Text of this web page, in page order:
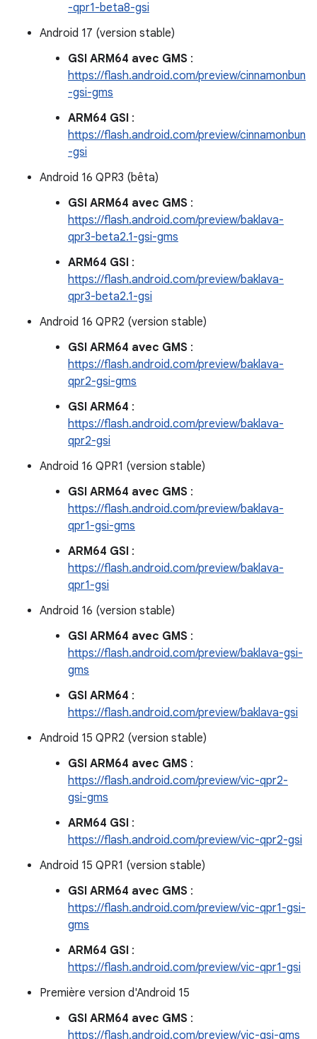
-qpr1-beta8-gsi
Android 17 (version stable)
GSI ARM64 avec GMS :
https://flash.android.com/preview/cinnamonbun
-gsi-gms
ARM64 GSI :
https://flash.android.com/preview/cinnamonbun
-gsi
Android 16 QPR3 (bêta)
GSI ARM64 avec GMS :
https://flash.android.com/preview/baklava-
qpr3-beta2.1-gsi-gms
ARM64 GSI :
https://flash.android.com/preview/baklava-
qpr3-beta2.1-gsi
Android 16 QPR2 (version stable)
GSI ARM64 avec GMS :
https://flash.android.com/preview/baklava-
qpr2-gsi-gms
GSI ARM64 :
https://flash.android.com/preview/baklava-
qpr2-gsi
Android 16 QPR1 (version stable)
GSI ARM64 avec GMS :
https://flash.android.com/preview/baklava-
qpr1-gsi-gms
ARM64 GSI :
https://flash.android.com/preview/baklava-
qpr1-gsi
Android 16 (version stable)
GSI ARM64 avec GMS :
https://flash.android.com/preview/baklava-gsi-
gms
GSI ARM64 :
https://flash.android.com/preview/baklava-gsi
Android 15 QPR2 (version stable)
GSI ARM64 avec GMS :
https://flash.android.com/preview/vic-qpr2-
gsi-gms
ARM64 GSI :
https://flash.android.com/preview/vic-qpr2-gsi
Android 15 QPR1 (version stable)
GSI ARM64 avec GMS :
https://flash.android.com/preview/vic-qpr1-gsi-
gms
ARM64 GSI :
https://flash.android.com/preview/vic-qpr1-gsi
Première version d'Android 15
GSI ARM64 avec GMS :
https://flash.android.com/preview/vic-gsi-gms